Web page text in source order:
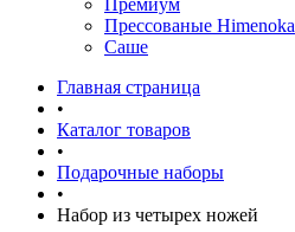
Премиум
Прессованые Himenoka
Саше
Главная страница
•
Каталог товаров
•
Подарочные наборы
•
Набор из четырех ножей